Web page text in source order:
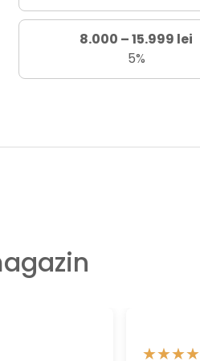
8.000 – 15.999 lei
5%